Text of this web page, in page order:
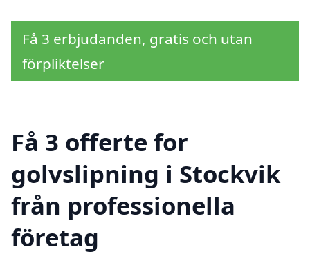
Få 3 erbjudanden, gratis och utan
förpliktelser
Få 3 offerte for
golvslipning i Stockvik
från professionella
företag